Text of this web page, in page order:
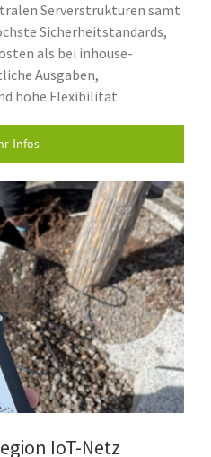
Serverstrukturen samt
Sicherheitstandards,
als bei inhouse-
Ausgaben,
hohe Flexibilität.
Infos
IoT-Netz